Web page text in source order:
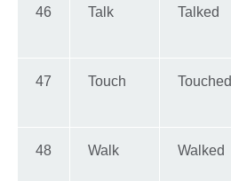
46 Talk Talked
47 Touch Touched
48 Walk Walked